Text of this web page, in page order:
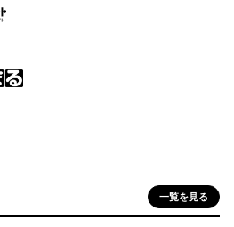
一覧を見る